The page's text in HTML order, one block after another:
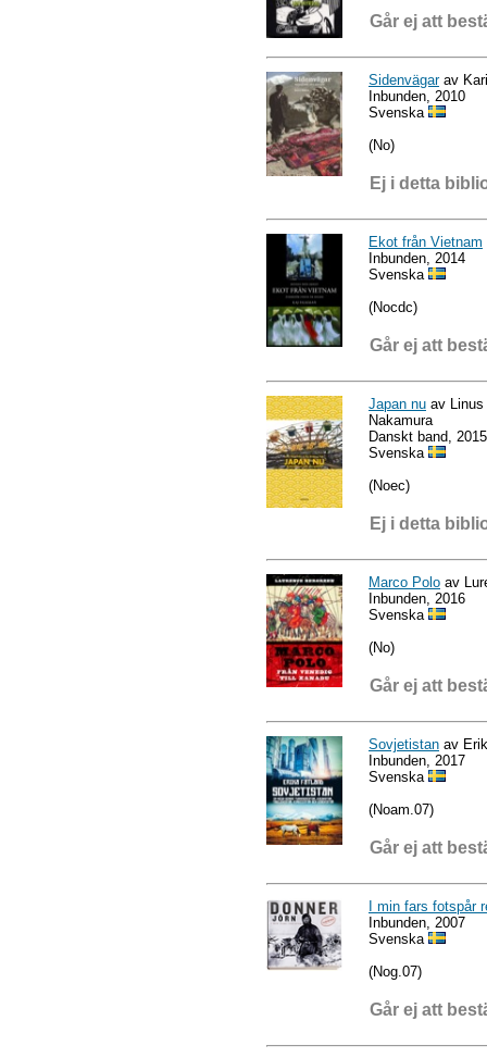
Går ej att
Sidenvägarav
Inbunden, 2010
Svenska
(No)
Ej i detta
Ekot från Vietnam
Inbunden, 2014
Svenska
(Nocdc)
Går ej att
Japan nu av Linus
Nakamura
Danskt band, 2015
Svenska
(Noec)
Ej i detta
Marco Polo av
Inbunden, 2016
Svenska
(No)
Går ej att
Sovjetistan av
Inbunden, 2017
Svenska
(Noam.07)
Går ej att
I min fars fotspår
Inbunden, 2007
Svenska
(Nog.07)
Går ej att